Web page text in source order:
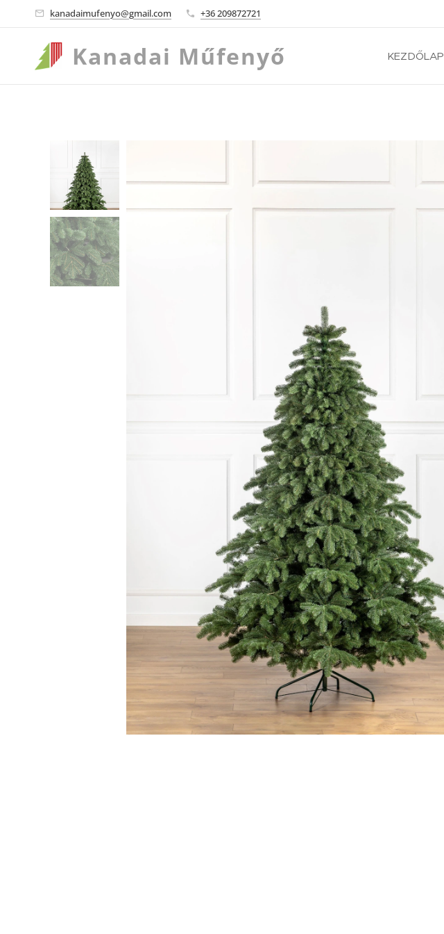
kanadaimufenyo@gmail.com +36 209872721
Kanadai Műfenyő KEZDŐLAP